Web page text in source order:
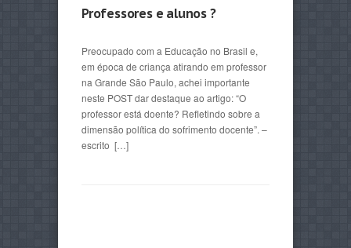
Professores e alunos ?
Preocupado com a Educação no Brasil e,
em época de criança atirando em professor
na Grande São Paulo, achei importante
neste POST dar destaque ao artigo: “O
professor está doente? Refletindo sobre a
dimensão política do sofrimento docente”. –
escrito […]